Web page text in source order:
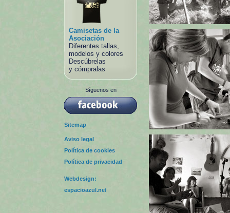
Camisetas de la
Asociación
Diferentes tallas,
modelos y colores
Descúbrelas
y cómpralas
Síguenos en
Sitemap
Aviso legal
Política de cookies
Política de privacidad
Webdesign:
espacioazul.net